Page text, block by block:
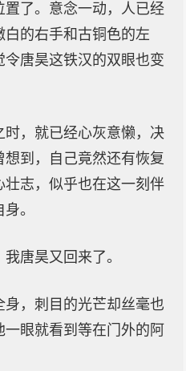
了。意念一动，人已经
的右手和古铜色的左
唐昊这铁汉的双眼也变
，就已经心灰意懒，决
到，自己竟然还有恢复
志，似乎也在这一刻伴
。
唐昊又回来了。
，刺目的光芒却丝毫也
眼就看到等在门外的阿